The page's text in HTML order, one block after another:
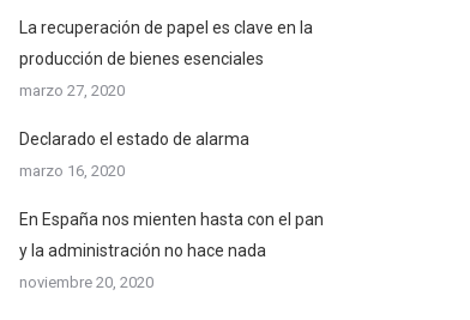
La recuperación de papel es clave en la
producción de bienes esenciales
marzo 27, 2020
Declarado el estado de alarma
marzo 16, 2020
En España nos mienten hasta con el pan
y la administración no hace nada
noviembre 20, 2020